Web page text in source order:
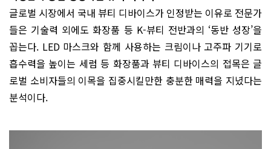
글로벌 시장에서 국내 뷰티 디바이스가 인정받는 이유로 전문가
들은 기술력 외에도 화장품 등 K-뷰티 전반과의 ‘동반 성장’을
꼽는다. LED 마스크와 함께 사용하는 크림이나 고주파 기기로
흡수력을 높이는 세럼 등 화장품과 뷰티 디바이스의 접목은 글
로벌 소비자들의 이목을 집중시킬만한 충분한 매력을 지녔다는
분석이다.